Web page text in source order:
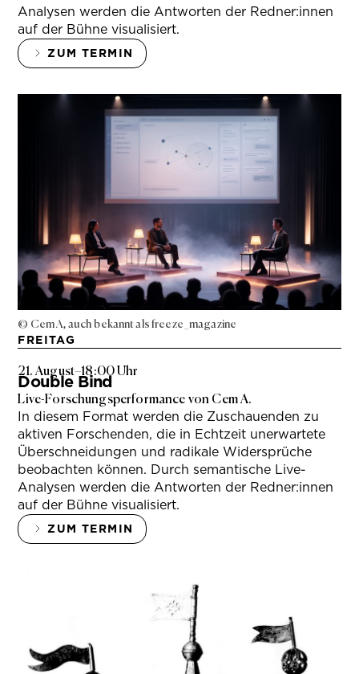
Analysen werden die Antworten der Redner:innen
auf der Bühne visualisiert.
ZUM TERMIN
© Cem A, auch bekannt als freeze_magazine
FREITAG
21. August–18:00 Uhr
Double Bind
Live-Forschungsperformance von Cem A.
In diesem Format werden die Zuschauenden zu
aktiven Forschenden, die in Echtzeit unerwartete
Überschneidungen und radikale Widersprüche
beobachten können. Durch semantische Live-
Analysen werden die Antworten der Redner:innen
auf der Bühne visualisiert.
ZUM TERMIN